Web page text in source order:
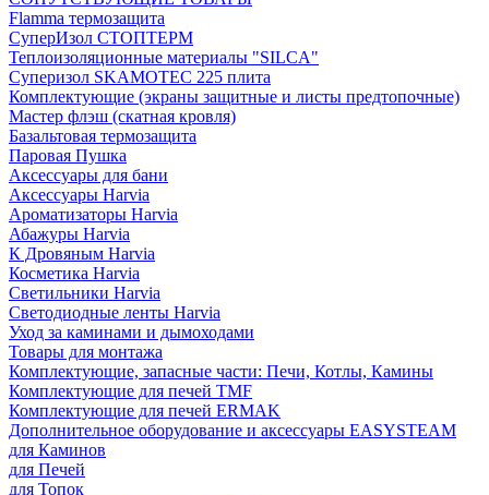
Flamma термозащита
СуперИзол СТОПТЕРМ
Теплоизоляционные материалы "SILCA"
Суперизол SKAMOTEC 225 плита
Комплектующие (экраны защитные и листы предтопочные)
Мастер флэш (скатная кровля)
Базальтовая термозащита
Паровая Пушка
Аксессуары для бани
Аксессуары Harvia
Ароматизаторы Harvia
Абажуры Harvia
К Дровяным Harvia
Косметика Harvia
Светильники Harvia
Светодиодные ленты Harvia
Уход за каминами и дымоходами
Товары для монтажа
Комплектующие, запасные части: Печи, Котлы, Камины
Комплектующие для печей TMF
Комплектующие для печей ERMAK
Дополнительное оборудование и аксессуары EASYSTEAM
для Каминов
для Печей
для Топок